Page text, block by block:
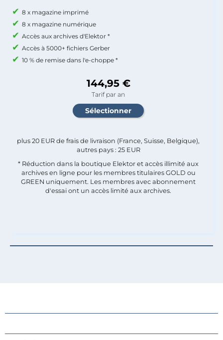
8 x magazine imprimé
8 x magazine numérique
Accès aux archives d'Elektor *
Accès à 5000+ fichiers Gerber
10 % de remise dans l'e-choppe *
144,95 €
Tarif par an
plus 20 EUR de frais de livraison (France, Suisse, Belgique),
autres pays : 25 EUR
* Réduction dans la boutique Elektor et accès illimité aux
archives en ligne pour les membres titulaires GOLD ou
GREEN uniquement. Les membres avec abonnement
d'essai ont un accès limité aux archives.